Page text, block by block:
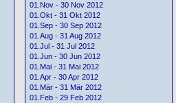
01.Nov - 30 Nov 2012
01.Okt - 31 Okt 2012
01.Sep - 30 Sep 2012
01.Aug - 31 Aug 2012
01.Jul - 31 Jul 2012
01.Jun - 30 Jun 2012
01.Mai - 31 Mai 2012
01.Apr - 30 Apr 2012
01.Mär - 31 Mär 2012
01.Feb - 29 Feb 2012